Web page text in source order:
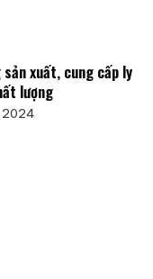
sản xuất, cung cấp ly
lượng
2024